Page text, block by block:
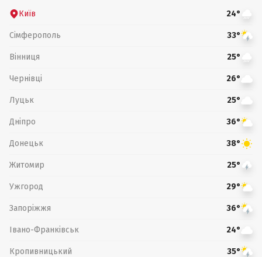
Київ 24°
Сімферополь 33°
Вінниця 25°
Чернівці 26°
Луцьк 25°
Дніпро 36°
Донецьк 38°
Житомир 25°
Ужгород 29°
Запоріжжя 36°
Івано-Франківськ 24°
Кропивницький 35°